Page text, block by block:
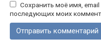
Сохранить моё имя, email
последующих моих